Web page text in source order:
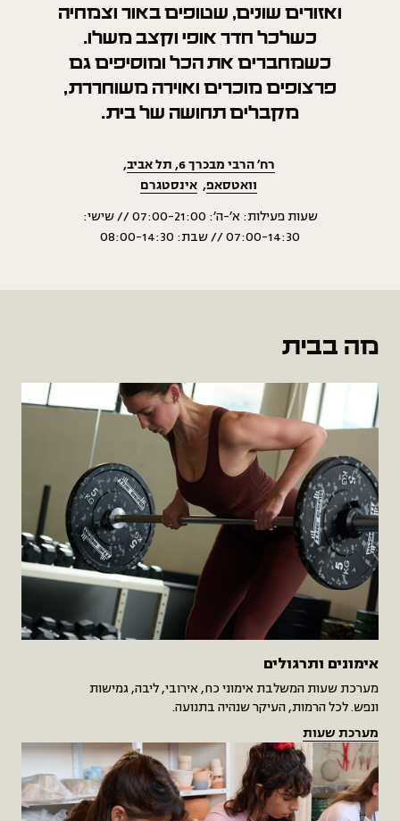
ואזורים שונים, שטופים באור וצמחיה
כשלכל חדר אופי וקצב משלו.
כשמחברים את הכל ומוסיפים גם
פרצופים מוכרים ואוירה משוחררת,
מקבלים תחושה של בית.
רח׳ הרבי מבכרך 6, תל אביב
,
וואטסאפ, אינסטגרם
שעות פעילות: א׳-ה׳: 07:00-21:00 // שישי:
07:00-14:30 // שבת: 08:00-14:30
מה בבית
אימונים ותרגולים
מערכת שעות המשלבת אימוני כח, אירובי, ליבה, גמישות
ונפש. לכל הרמות, העיקר שנהיה בתנועה.
מערכת שעות